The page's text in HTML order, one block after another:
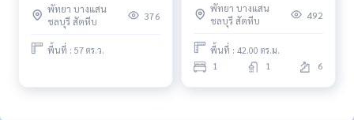
พัทยา บางแสน
ชลบุรี สัตหีบ
376
พื้นที่ : 57 ตร.ว.
พัทยา บางแสน
ชลบุรี สัตหีบ
492
พื้นที่ : 42.00 ตร.ม.
1 1 6